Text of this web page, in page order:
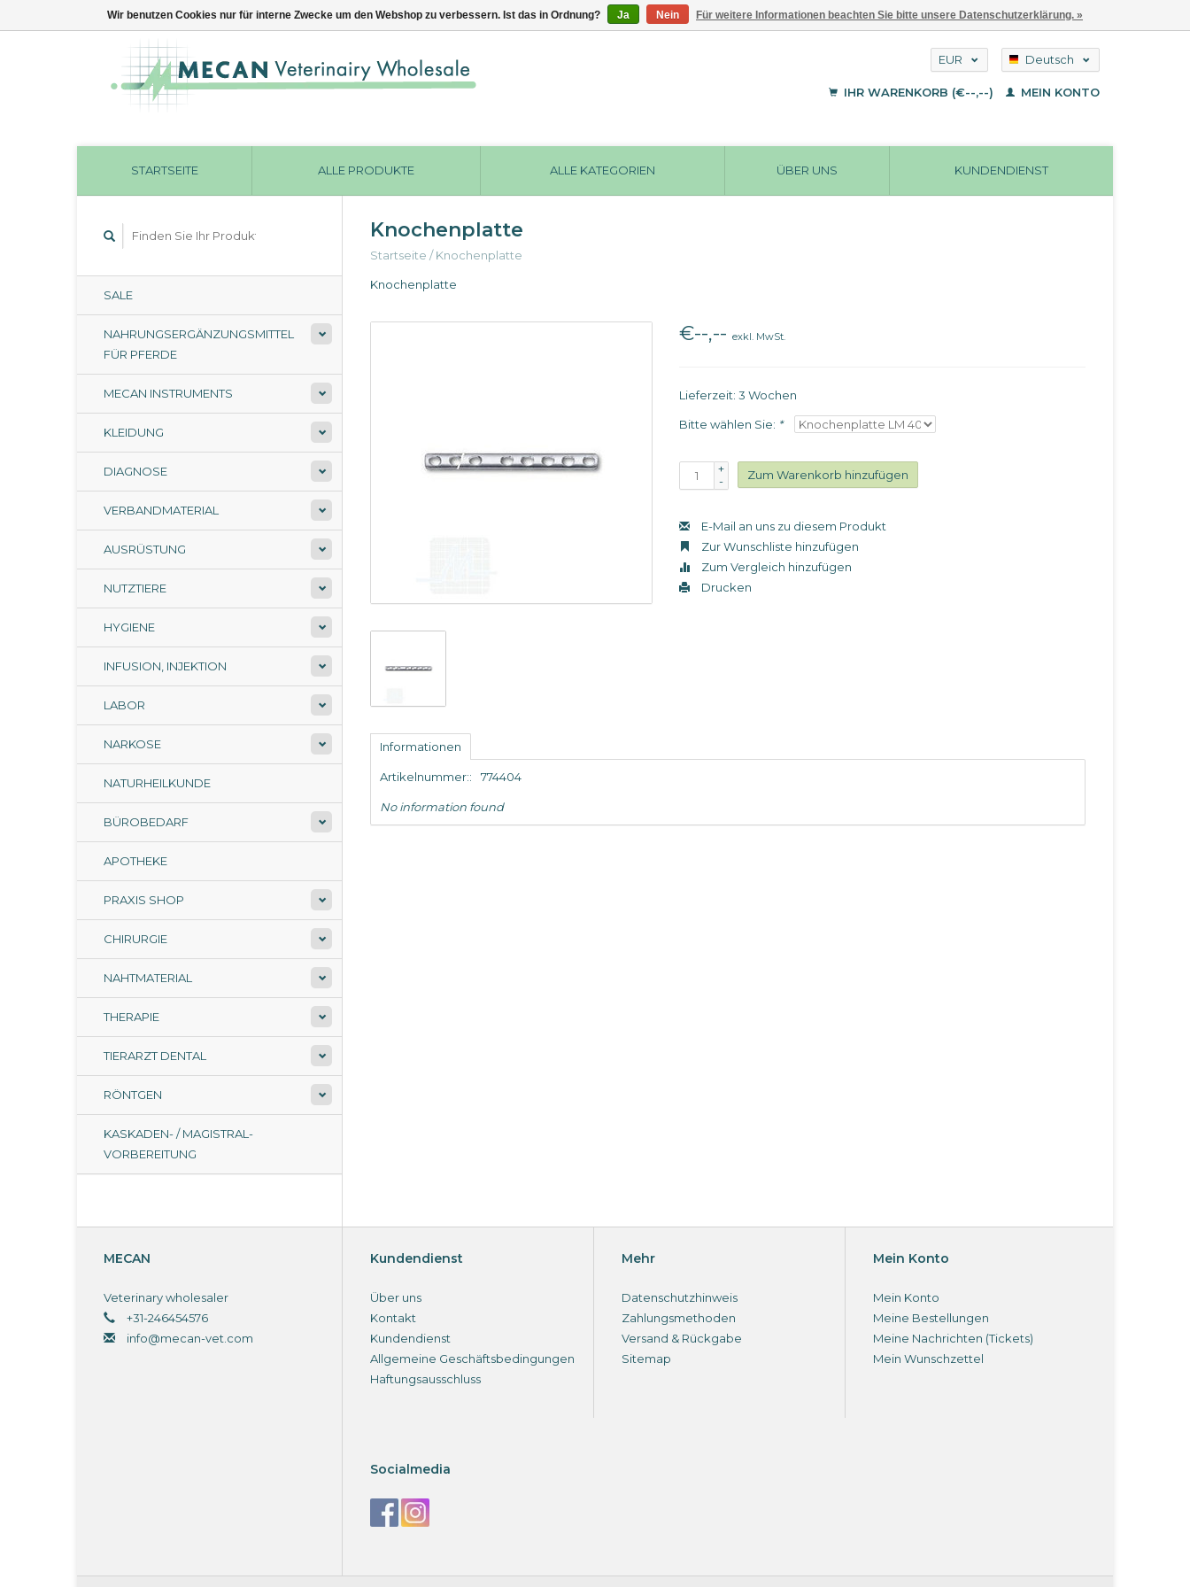
EUR
USD
Deutsch
Français
IHR WARENKORB (€--,--) MEIN KONTO
STARTSEITE ALLE PRODUKTE ALLE KATEGORIEN ÜBER UNS KUNDENDIENST
SALE
NAHRUNGSERGÄNZUNGSMITTEL
FÜR PFERDE
MECAN INSTRUMENTS
KLEIDUNG
DIAGNOSE
VERBANDMATERIAL
AUSRÜSTUNG
NUTZTIERE
HYGIENE
INFUSION, INJEKTION
LABOR
NARKOSE
NATURHEILKUNDE
BÜROBEDARF
APOTHEKE
PRAXIS SHOP
CHIRURGIE
NAHTMATERIAL
THERAPIE
TIERARZT DENTAL
RÖNTGEN
KASKADEN- / MAGISTRAL-
VORBEREITUNG
Knochenplatte
Startseite /Knochenplatte
Knochenplatte
€--,--exkl. MwSt.
Lieferzeit: 3 Wochen
Bitte wählen Sie: *
+
-
Zum Warenkorb hinzufügen
E-Mail an uns zu diesem Produkt
Zur Wunschliste hinzufügen
Zum Vergleich hinzufügen
Drucken
Informationen
Artikelnummer:: 774404
No information found
MECAN
Veterinary wholesaler
+31-246454576
info@mecan-vet.com
Kundendienst
Über uns
Kontakt
Kundendienst
Allgemeine Geschäftsbedingungen
Haftungsausschluss
Mehr
Datenschutzhinweis
Zahlungsmethoden
Versand & Rückgabe
Sitemap
Mein Konto
Mein Konto
Meine Bestellungen
Meine Nachrichten (Tickets)
Mein Wunschzettel
Socialmedia
Wir benutzen Cookies nur für interne Zwecke um den Webshop zu verbessern. Ist das in Ordnung? Ja Nein Für weitere Informationen beachten Sie bitte unsere Datenschutzerklärung. »